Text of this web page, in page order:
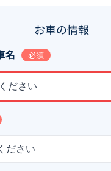
お車の情報
名 必須
ださい
ださい